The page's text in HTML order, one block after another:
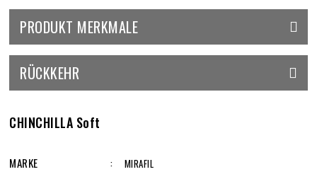
PRODUKT MERKMALE
RÜCKKEHR
CHINCHILLA Soft
MARKE MIRAFIL